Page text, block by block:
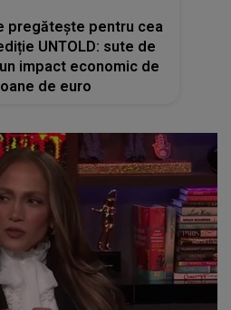
pregătește pentru cea
UNTOLD: sute de
impact economic de
de euro